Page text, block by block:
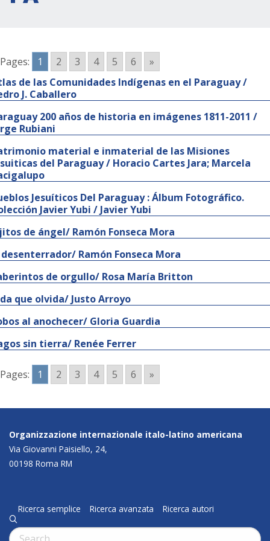
Pages: 1 2 3 4 5 6
»
de las Comunidades Indígenas en el Paraguay /
J. Caballero
200 años de historia en imágenes 1811-2011 /
Rubiani
material e inmaterial de las Misiones
del Paraguay / Horacio Cartes Jara; Marcela
Jesuíticos Del Paraguay : Álbum Fotográfico.
Javier Yubi / Javier Yubi
de ángel/ Ramón Fonseca Mora
desenterrador/ Ramón Fonseca Mora
de orgullo/ Rosa María Britton
que olvida/ Justo Arroyo
al anochecer/ Gloria Guardia
sin tierra/ Renée Ferrer
Pages: 1 2 3 4 5 6 »
Organizzazione internazionale italo-latino americana
Via Giovanni Paisiello, 24,
00198 Roma RM
Ricerca semplice Ricerca avanzata Ricerca autori
q
Cerca: